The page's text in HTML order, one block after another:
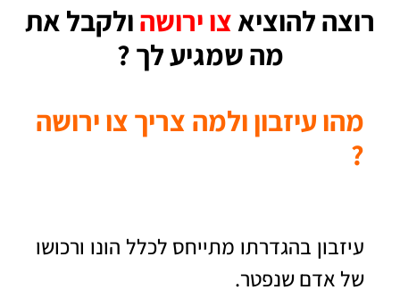
רוצה להוציאצו ירושהולקבל את
מה שמגיע לך ?
מהו עיזבון ולמה צריך צו ירושה
?
עיזבון בהגדרתו מתייחס לכלל הונו ורכושו
של אדם שנפטר.